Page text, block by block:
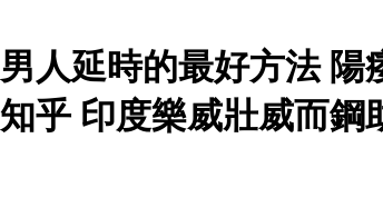
男人延時的最好方法 陽
知乎 印度樂威壯威而鋼